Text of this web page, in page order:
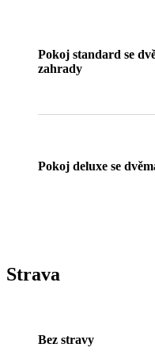
Pokoj standard se
zahrady
Pokoj deluxe se
Strava
Bez stravy